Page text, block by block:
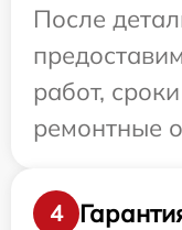
После
работ,
ремонтные
4